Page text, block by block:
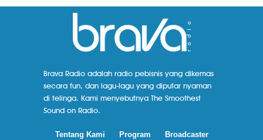
Brava Radio adalah radio pebisnis yang dikemas
secara fun, dan lagu-lagu yang diputar nyaman
di telinga. Kami menyebutnya The Smoothest
Sound on Radio.
Tentang Kami Program Broadcaster